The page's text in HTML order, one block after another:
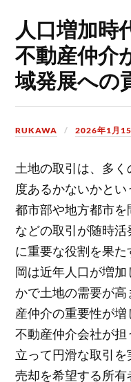
人口増加時
不動産仲介
域発展への
RUKAWA 2026年1月
土地の取引は、多
度あるかないかと
都市部や地方都市
などの取引が随時
に重要な役割を果
岡は近年人口が増
かで土地の需要が
産仲介の重要性が
不動産仲介会社が
立って円滑な取引を
売却を希望する所